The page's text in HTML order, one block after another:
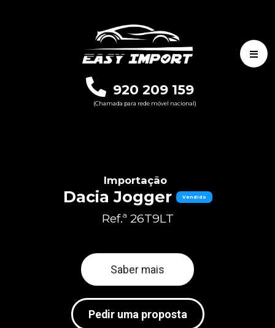
920 209 159
(Chamada para rede móvel nacional)
Importação
Dacia Jogger Vendido
Ref.ª 26T9LT
Saber mais
Pedir uma proposta